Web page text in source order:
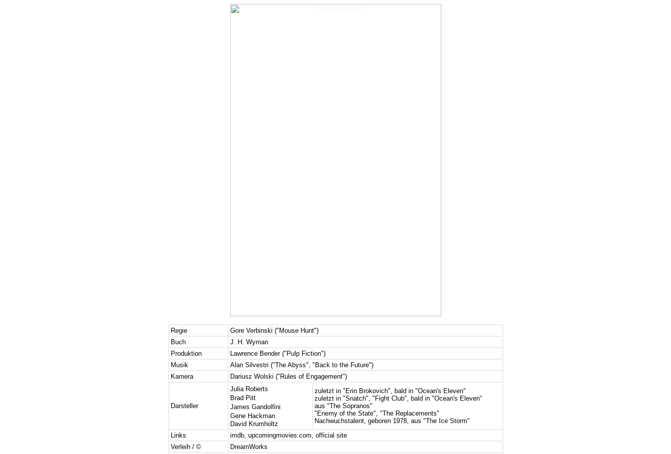
Regie
Gore Verbinski ("Mouse Hunt")
Buch
J. H. Wyman
Produktion
Lawrence Bender ("Pulp Fiction")
Musik
Alan Silvestri ("The Abyss", "Back to the Future")
Kamera
Dariusz Wolski ("Rules of Engagement")
Darsteller
Julia Roberts
Brad Pitt
James Gandolfini
Gene Hackman
David Krumholtz
zuletzt in "Erin Brokovich", bald in "Ocean's Eleven"
zuletzt in "Snatch", " Fight Club", bald in "Ocean's Eleven"
aus "The Sopranos"
"Enemy of the State", "The Replacements"
Nachwuchstalent, geboren 1978, aus "The Ice Storm"
Links
imdb, upcomingmovies.com, official site
Verleih / ©
DreamWorks